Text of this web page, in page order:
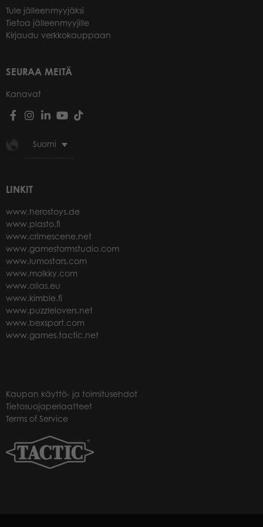
Tule jälleenmyyjäksi
Tietoa jälleenmyyjille
Kirjaudu verkkokauppaan
SEURAA MEITÄ
Kanavat
Suomi
LINKIT
www.herostoys.de
www.plasto.fi
www.crimescene.net
www.gamestormstudio.com
www.lumostars.com
www.molkky.com
www.alias.eu
www.kimble.fi
www.puzzlelovers.net
www.bexsport.com
www.games.tactic.net
Kaupan käyttö- ja toimitusehdot
Tietosuojaperiaatteet
Terms of Service